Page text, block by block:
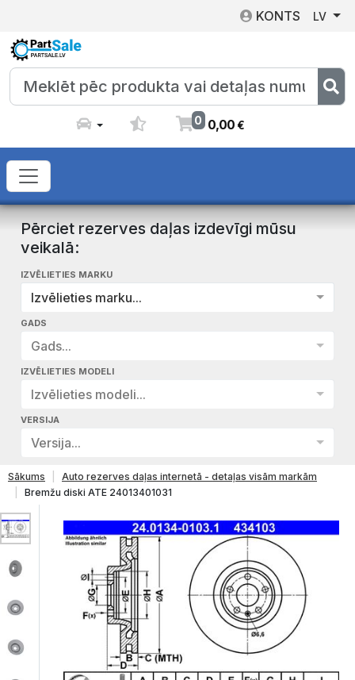
KONTS LV
0 0,00€
Pērciet rezerves daļas izdevīgi mūsu
veikalā:
IZVĒLIETIES MARKU
Izvēlieties marku...
GADS
Gads...
IZVĒLIETIES MODELI
Izvēlieties modeli...
VERSIJA
Versija...
Sākums
Auto rezerves daļas internetā - detaļas visām markām
Bremžu diski ATE 24013401031